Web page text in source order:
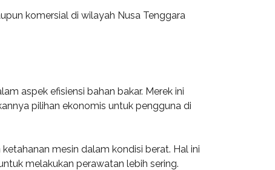
komersial di wilayah Nusa Tenggara
aspek efisiensi bahan bakar. Merek ini
pilihan ekonomis untuk pengguna di
mesin dalam kondisi berat. Hal ini
melakukan perawatan lebih sering.